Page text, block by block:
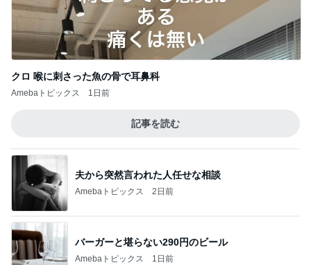
クロ 喉に刺さった魚の骨で耳鼻科
Amebaトピックス 1日前
記事を読む
夫から突然言われた人任せな相談
Amebaトピックス 2日前
バーガーと堪らない290円のビール
Amebaトピックス 1日前